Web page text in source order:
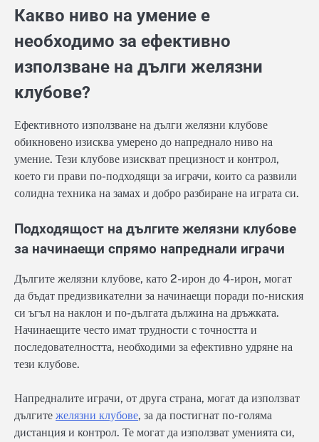
Какво ниво на умение е
необходимо за ефективно
използване на дълги желязни
клубове?
Ефективното използване на дълги желязни клубове
обикновено изисква умерено до напреднало ниво на
умение. Тези клубове изискват прецизност и контрол,
което ги прави по-подходящи за играчи, които са развили
солидна техника на замах и добро разбиране на играта си.
Подходящост на дългите желязни клубове
за начинаещи спрямо напреднали играчи
Дългите желязни клубове, като 2-ирон до 4-ирон, могат
да бъдат предизвикателни за начинаещи поради по-ниския
си ъгъл на наклон и по-дългата дължина на дръжката.
Начинаещите често имат трудности с точността и
последователността, необходими за ефективно удряне на
тези клубове.
Напредналите играчи, от друга страна, могат да използват
дългите желязни клубове, за да постигнат по-голяма
дистанция и контрол. Те могат да използват уменията си,